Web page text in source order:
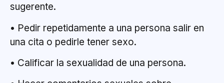
sugerente.
• Pedir repetidamente a una persona salir en
una cita o pedirle tener sexo.
• Calificar la sexualidad de una persona.